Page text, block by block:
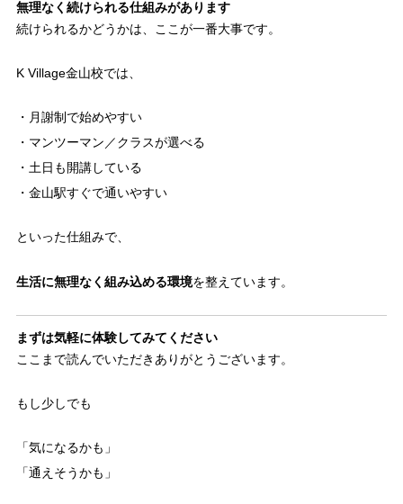
無理なく続けられる仕組みがあります
続けられるかどうかは、ここが一番大事です。
K Village金山校では、
・月謝制で始めやすい
・マンツーマン／クラスが選べる
・土日も開講している
・金山駅すぐで通いやすい
といった仕組みで、
生活に無理なく組み込める環境を整えています。
まずは気軽に体験してみてください
ここまで読んでいただきありがとうございます。
もし少しでも
「気になるかも」
「通えそうかも」